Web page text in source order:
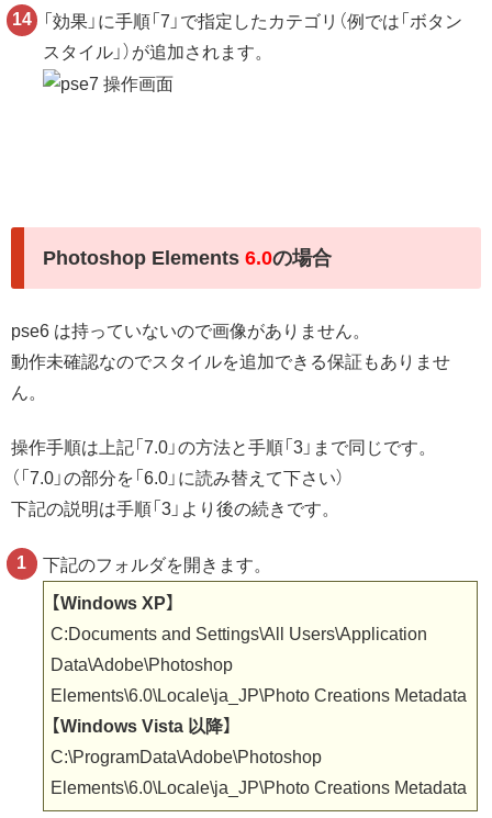
「効果」に手順「7」で指定したカテゴリ（例では「ボタン
スタイル」）が追加されます。
Photoshop Elements 6.0の場合
pse6 は持っていないので画像がありません。
動作未確認なのでスタイルを追加できる保証もありませ
ん。
操作手順は上記「7.0」の方法と手順「3」まで同じです。
（「7.0」の部分を「6.0」に読み替えて下さい）
下記の説明は手順「3」より後の続きです。
下記のフォルダを開きます。
【Windows XP】
C:Documents and Settings\All Users\Application
Data\Adobe\Photoshop
Elements\6.0\Locale\ja_JP\Photo Creations Metadata
【Windows Vista 以降】
C:\ProgramData\Adobe\Photoshop
Elements\6.0\Locale\ja_JP\Photo Creations Metadata